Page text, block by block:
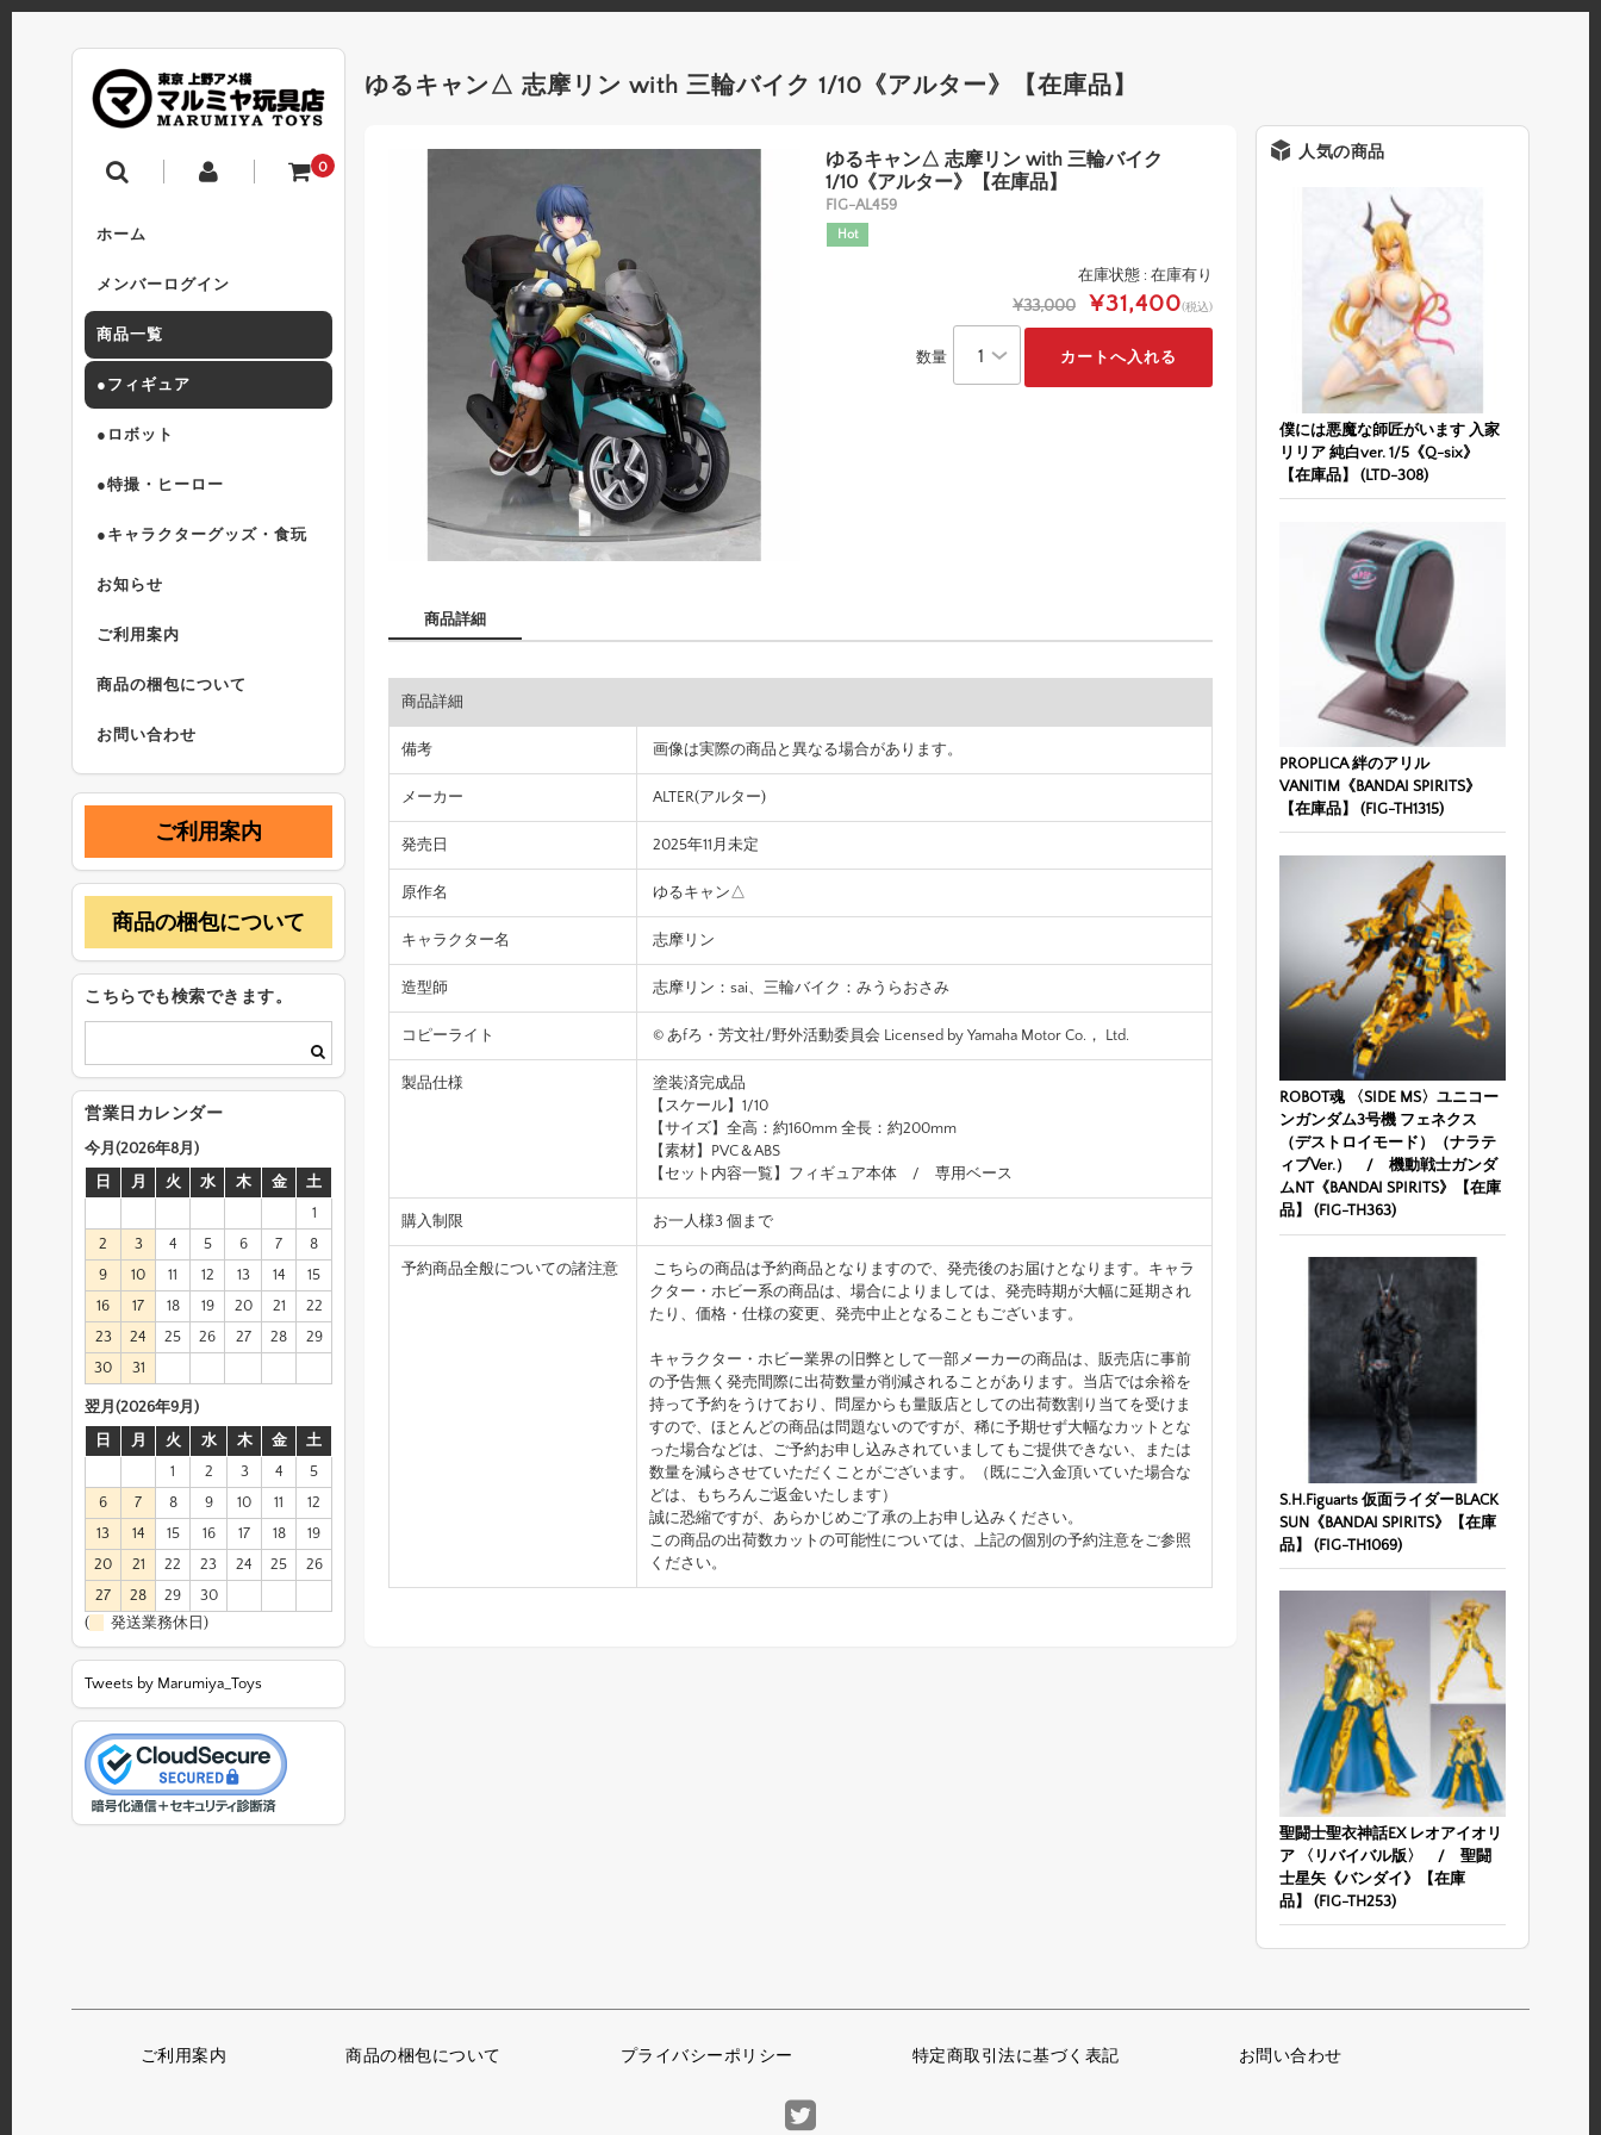
0
ホーム
メンバーログイン
商品一覧
●フィギュア
●ロボット
●特撮・ヒーロー
●キャラクターグッズ・食玩
お知らせ
ご利用案内
商品の梱包について
お問い合わせ
ゆるキャン△ 志摩リン with 三輪バイク 1/10《アルター》【在庫品】
ゆるキャン△ 志摩リン with 三輪バイク
1/10《アルター》【在庫品】
FIG-AL459
Hot
在庫状態 : 在庫有り
¥33,000 ¥31,400(税込)
数量
商品詳細
商品詳細
備考 画像は実際の商品と異なる場合があります。
メーカー ALTER(アルター)
発売日 2025年11月未定
原作名 ゆるキャン△
キャラクター名 志摩リン
造型師 志摩リン：sai、三輪バイク：みうらおさみ
コピーライト © あfろ・芳文社/野外活動委員会 Licensed by Yamaha Motor Co.， Ltd.
製品仕様
塗装済完成品
【スケール】1/10
【サイズ】全高：約160mm 全長：約200mm
【素材】PVC＆ABS
【セット内容一覧】フィギュア本体 / 専用ベース
購入制限 お一人様3 個まで
予約商品全般についての諸注意
こちらの商品は予約商品となりますので、発売後のお届けとなります。キャラ
クター・ホビー系の商品は、場合によりましては、発売時期が大幅に延期され
たり、価格・仕様の変更、発売中止となることもございます。
キャラクター・ホビー業界の旧弊として一部メーカーの商品は、販売店に事前
の予告無く発売間際に出荷数量が削減されることがあります。当店では余裕を
持って予約をうけており、問屋からも量販店としての出荷数割り当てを受けま
すので、ほとんどの商品は問題ないのですが、稀に予期せず大幅なカットとな
った場合などは、ご予約お申し込みされていましてもご提供できない、または
数量を減らさせていただくことがございます。（既にご入金頂いていた場合な
どは、もちろんご返金いたします）
誠に恐縮ですが、あらかじめご了承の上お申し込みください。
この商品の出荷数カットの可能性については、上記の個別の予約注意をご参照
ください。
人気の商品
僕には悪魔な師匠がいます 入家
リリア 純白ver. 1/5《Q-six》
【在庫品】 (LTD-308)
PROPLICA 絆のアリル
VANITIM《BANDAI SPIRITS》
【在庫品】 (FIG-TH1315)
ROBOT魂 〈SIDE MS〉ユニコー
ンガンダム3号機 フェネクス
（デストロイモード）（ナラテ
ィブVer.） / 機動戦士ガンダ
ムNT《BANDAI SPIRITS》【在庫
品】 (FIG-TH363)
S.H.Figuarts 仮面ライダーBLACK
SUN《BANDAI SPIRITS》【在庫
品】 (FIG-TH1069)
聖闘士聖衣神話EX レオアイオリ
ア 〈リバイバル版〉 / 聖闘
士星矢《バンダイ》【在庫
品】 (FIG-TH253)
ご利用案内
商品の梱包について
こちらでも検索できます。
営業日カレンダー
今月(2026年8月)
日
月 火 水 木 金
土
1
2
3 4 5 6 7
8
9
10 11 12 13 14
15
16
17 18 19 20 21
22
23
24 25 26 27 28
29
30
31
翌月(2026年9月)
日
月 火 水 木 金
土
1
2 3 4
5
6
7 8 9 10 11
12
13
14 15 16 17 18
19
20
21 22 23 24 25
26
27
28 29
30
(
発送業務休日)
Tweets by Marumiya_Toys
ご利用案内 商品の梱包について プライバシーポリシー 特定商取引法に基づく表記 お問い合わせ